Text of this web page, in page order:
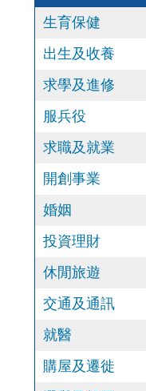
生育保健
出生及收養
求學及進修
服兵役
求職及就業
開創事業
婚姻
投資理財
休閒旅遊
交通及通訊
就醫
購屋及遷徙